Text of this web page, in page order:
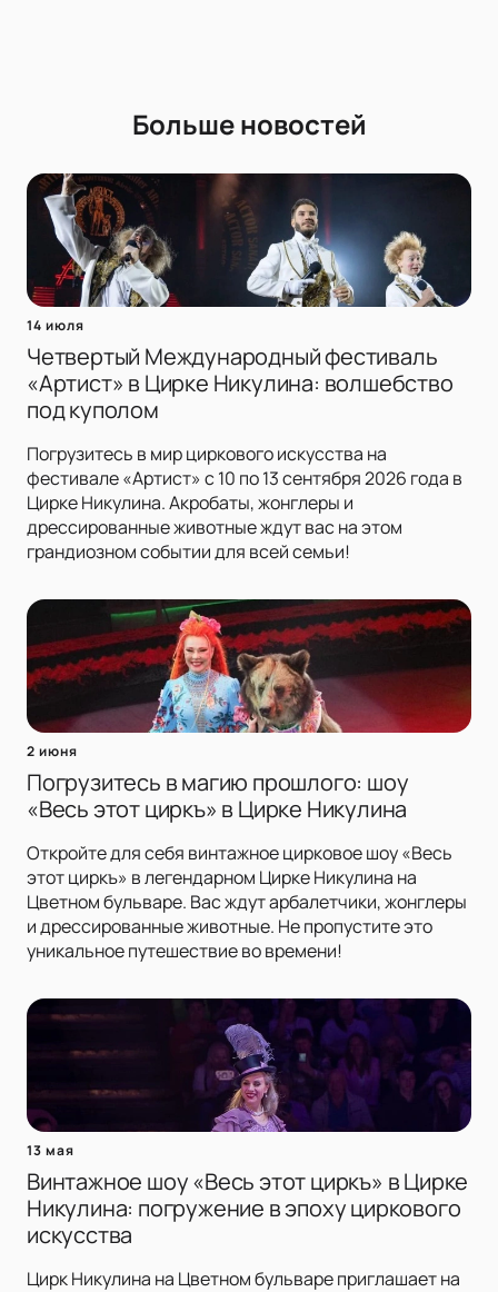
Больше новостей
14 июля
Четвертый Международный фестиваль
«Артист» в Цирке Никулина: волшебство
под куполом
Погрузитесь в мир циркового искусства на
фестивале «Артист» с 10 по 13 сентября 2026 года в
Цирке Никулина. Акробаты, жонглеры и
дрессированные животные ждут вас на этом
грандиозном событии для всей семьи!
2 июня
Погрузитесь в магию прошлого: шоу
«Весь этот циркъ» в Цирке Никулина
Откройте для себя винтажное цирковое шоу «Весь
этот циркъ» в легендарном Цирке Никулина на
Цветном бульваре. Вас ждут арбалетчики, жонглеры
и дрессированные животные. Не пропустите это
уникальное путешествие во времени!
13 мая
Винтажное шоу «Весь этот циркъ» в Цирке
Никулина: погружение в эпоху циркового
искусства
Цирк Никулина на Цветном бульваре приглашает на